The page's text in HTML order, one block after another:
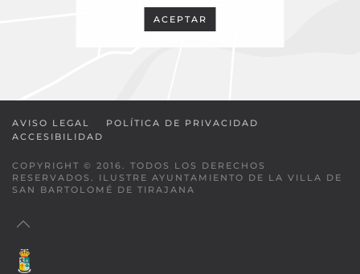
ACEPTAR
AVISO LEGAL
POLÍTICA DE PRIVACIDAD
ACCESIBILIDAD
COPYRIGHT © 2016. TODOS LOS DERECHOS
RESERVADOS. ILUSTRE AYUNTAMIENTO DE LA VILLA DE
SAN BARTOLOMÉ DE TIRAJANA